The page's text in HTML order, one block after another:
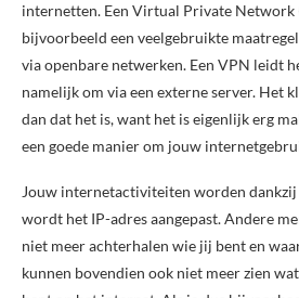
internetten. Een Virtual Private Network
bijvoorbeeld een veelgebruikte
via openbare netwerken. Een VPN leidt
namelijk om via een externe server. Het
dan dat het is, want het is eigenlijk erg
een goede manier om jouw
Jouw internetactiviteiten worden
wordt het IP-adres aangepast. Andere
niet meer achterhalen wie jij bent en
kunnen bovendien ook niet meer zien